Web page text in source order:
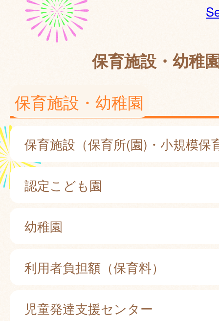
保育施設・幼稚
保育施設・幼稚園
保育施設（保育所(園)・小規模保
認定こども園
幼稚園
利用者負担額（保育料）
児童発達支援センター